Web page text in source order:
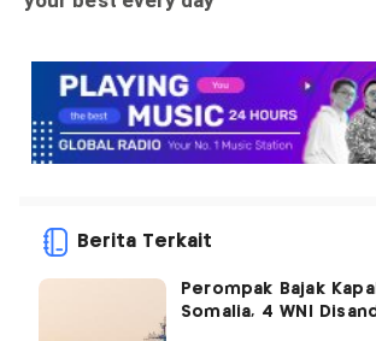
Berita Terkait
Perompak Bajak
Somalia, 4 WNI